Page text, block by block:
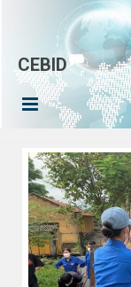
CEBID